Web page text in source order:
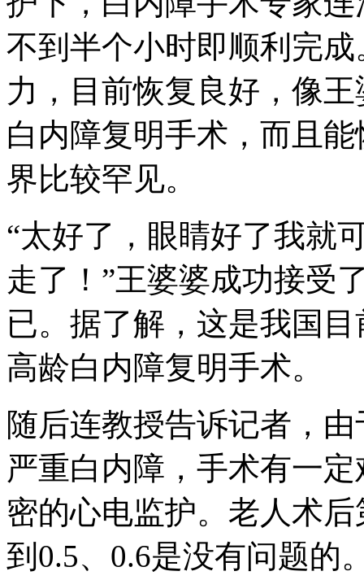
不到半个小时即顺利完
力，目前恢复良好，像
白内障复明手术，而且
界比较罕见。
“太好了，眼睛好了我就
走了！”王婆婆成功接受
已。据了解，这是我国
高龄白内障复明手术。
随后连教授告诉记者，
严重白内障，手术有一
密的心电监护。老人术
到0.5、0.6是没有问题的